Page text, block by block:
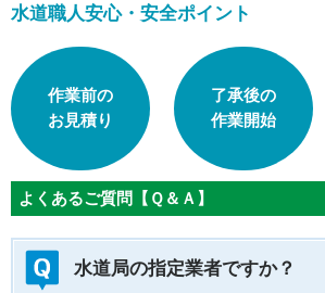
水道職人安心・安全ポイント
作業前の
お見積り
了承後の
作業開始
よくあるご質問【Ｑ＆Ａ】
水道局の指定業者ですか？